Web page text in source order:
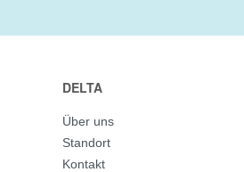
DELTA
Über uns
Standort
Kontakt